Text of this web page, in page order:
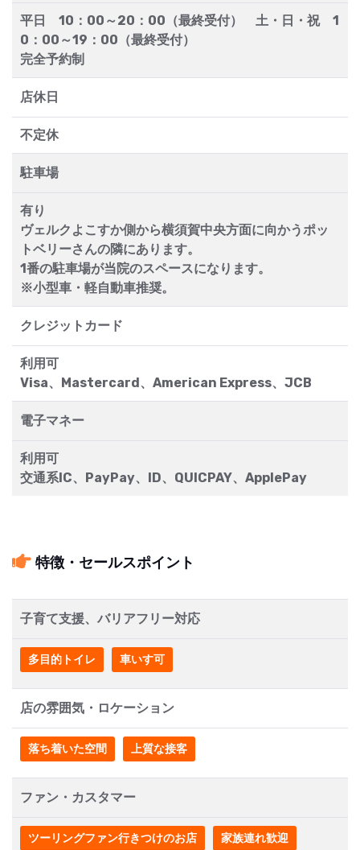
平日 10：00～20：00（最終受付） 土・日・祝 1
0：00～19：00（最終受付）
完全予約制
店休日
不定休
駐車場
有り
ヴェルクよこすか側から横須賀中央方面に向かうポッ
トベリーさんの隣にあります。
1番の駐車場が当院のスペースになります。
※小型車・軽自動車推奨。
クレジットカード
利用可
Visa、Mastercard、American Express、JCB
電子マネー
利用可
交通系IC、PayPay、ID、QUICPAY、ApplePay
特徴・セールスポイント
子育て支援、バリアフリー対応
多目的トイレ 車いす可
店の雰囲気・ロケーション
落ち着いた空間 上質な接客
ファン・カスタマー
ツーリングファン行きつけのお店 家族連れ歓迎